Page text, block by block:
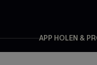
APP HOLEN &